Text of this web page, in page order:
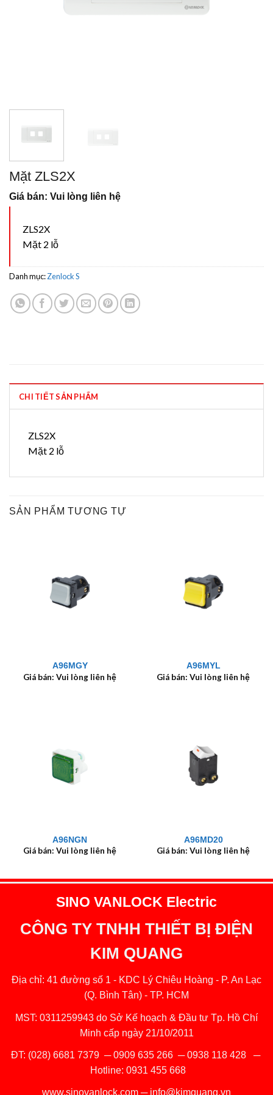
Mặt ZLS2X
Giá bán: Vui lòng liên hệ
ZLS2X
Mặt 2 lỗ
Danh mục:Zenlock S
CHI TIẾT SẢN PHẨM
ZLS2X
Mặt 2 lỗ
SẢN PHẨM TƯƠNG TỰ
A96MGY
Giá bán: Vui lòng liên hệ
A96MYL
Giá bán: Vui lòng liên hệ
A96NGN
Giá bán: Vui lòng liên hệ
A96MD20
Giá bán: Vui lòng liên hệ
SINO VANLOCK Electric
CÔNG TY TNHH THIẾT BỊ ĐIỆN
KIM QUANG
Địa chỉ: 41 đường số 1 - KDC Lý Chiêu Hoàng - P. An Lạc
(Q. Bình Tân) - TP. HCM
MST: 0311259943 do Sở Kế hoạch & Đầu tư Tp. Hồ Chí
Minh cấp ngày 21/10/2011
ĐT: (028) 6681 7379 ─0909 635 266─0938 118 428─
Hotline: 0931 455 668
www.sinovanlock.com ─ info@kimquang.vn